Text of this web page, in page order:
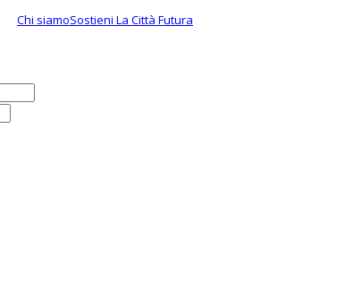
Chi siamoSostieni La Città Futura